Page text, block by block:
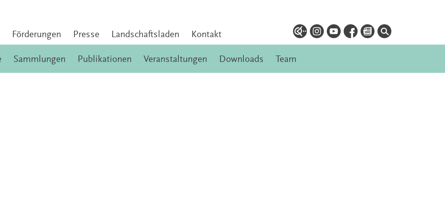
Förderungen Presse Landschaftsladen Kontakt
Sammlungen Publikationen Veranstaltungen Downloads Team